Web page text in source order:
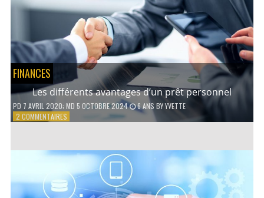
FINANCES
Les différents avantages d’un prêt personnel
PD 7 AVRIL 2020; MD 5 OCTOBRE 2024 6 ANS BYYVETTE
2 COMMENTAIRESSUR
D’UN
PERSONNEL